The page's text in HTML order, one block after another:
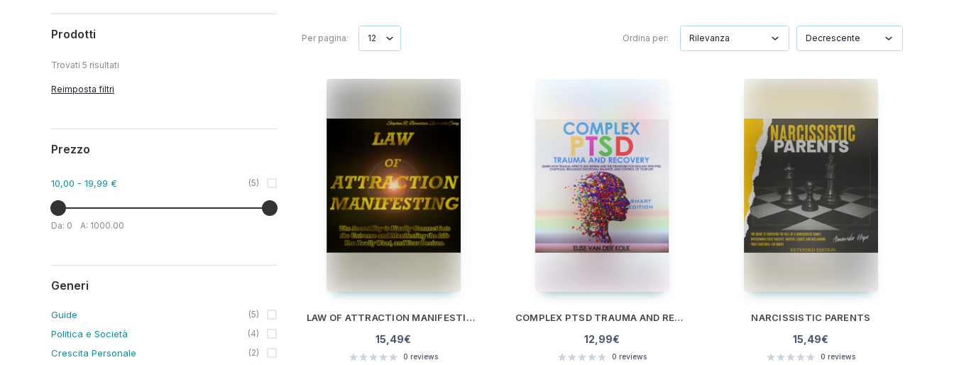
Prodotti
Trovati 5 risultati
Reimposta filtri
Prezzo
10,00 - 19,99 € (5)
Da: 0 A: 1000.00
Generi
Guide (5)
Politica e Società (4)
Crescita Personale (2)
Per pagina: Ordina per:
LAW OF ATTRACTION MANIFESTING
15,49€
0 reviews
COMPLEX PTSD TRAUMA AND RECOVERY
12,99€
0 reviews
NARCISSISTIC PARENTS
15,49€
0 reviews